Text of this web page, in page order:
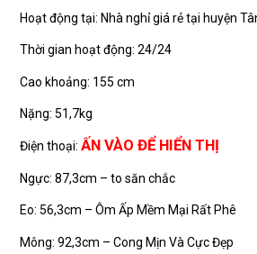
Hoạt động tại: Nhà nghỉ giá rẻ tại huyện
Thời gian hoạt động: 24/24
Cao khoảng: 155 cm
Nặng: 51,7kg
Điện thoại:ẤN VÀO ĐỂ HIỂN THỊ
Ngực: 87,3cm – to săn chắc
Eo: 56,3cm – Ôm Ấp Mềm Mại Rất Phê
Mông: 92,3cm – Cong Mịn Và Cực Đẹp